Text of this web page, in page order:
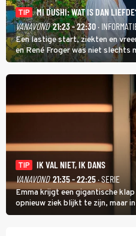
TIP
MI DUSHI: WAT IS DAN
VANAVOND 21:23 - 22:30 ·
Een lastige start, ziekten en
en René Froger was niet slechts
Wat Is Dan Liefde? neemt
uit vissen om het over de liefde
TIP
IK VAL NIET, IK DANS
VANAVOND 21:35 - 22:25· SERIE
Emma krijgt een gigantische
opnieuw ziek blijkt te zijn, maar
Ik Dans laat ze zien dat ze niet